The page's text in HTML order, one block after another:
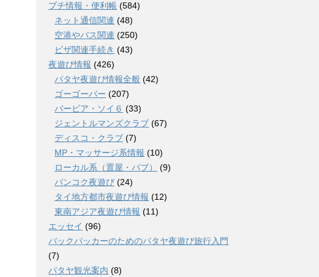
プチ情報・便利帳 (584)
ネット通信関連 (48)
空港やバス関連 (250)
ビザ関連手続き (43)
夜遊び情報 (426)
パタヤ夜遊び情報全般 (42)
ゴーゴーバー (207)
バービア・ソイ６ (33)
ジェントルマンズクラブ (67)
ディスコ・クラブ (7)
MP・マッサージ系情報 (10)
ローカル系（置屋・パブ）
(9)
バンコク夜遊び (24)
タイ地方都市夜遊び情報 (12)
東南アジア夜遊び情報 (11)
エッセイ (96)
バックパッカーのためのパタヤ夜遊び旅行入門
(7)
パタヤ観光案内 (8)